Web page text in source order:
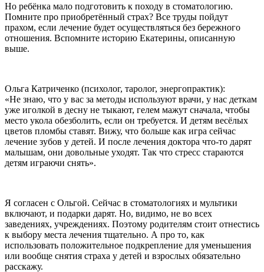
Но ребёнка мало подготовить к походу в стоматологию.
Помните про приобретённый страх? Все труды пойдут
прахом, если лечение будет осуществляться без бережного
отношения. Вспомните историю Екатерины, описанную
выше.
Ольга Катриченко (психолог, таролог, энергопрактик):
«Не знаю, что у вас за методы используют врачи, у нас деткам
уже иголкой в десну не тыкают, гелем мажут сначала, чтобы
место укола обезболить, если он требуется. И детям весёлых
цветов пломбы ставят. Вижу, что больше как игра сейчас
лечение зубов у детей. И после лечения доктора что-то дарят
малышам, они довольные уходят. Так что стресс стараются
детям играючи снять».
Я согласен с Ольгой. Сейчас в стоматологиях и мультики
включают, и подарки дарят. Но, видимо, не во всех
заведениях, учреждениях. Поэтому родителям стоит отнестись
к выбору места лечения тщательно. А про то, как
использовать положительное подкрепление для уменьшения
или вообще снятия страха у детей и взрослых обязательно
расскажу.